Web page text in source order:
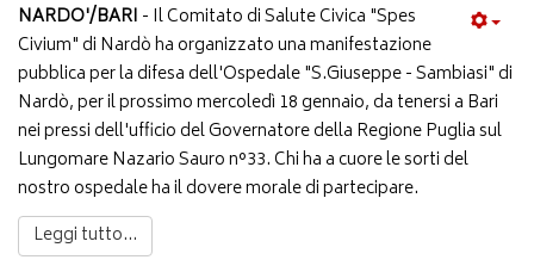
NARDO'/BARI - Il Comitato di Salute Civica "Spes
Civium" di Nardò ha organizzato una manifestazione
pubblica per la difesa dell'Ospedale "S.Giuseppe - Sambiasi" di
Nardò, per il prossimo mercoledì 18 gennaio, da tenersi a Bari
nei pressi dell'ufficio del Governatore della Regione Puglia sul
Lungomare Nazario Sauro n°33. Chi ha a cuore le sorti del
nostro ospedale ha il dovere morale di partecipare.
Leggi tutto...